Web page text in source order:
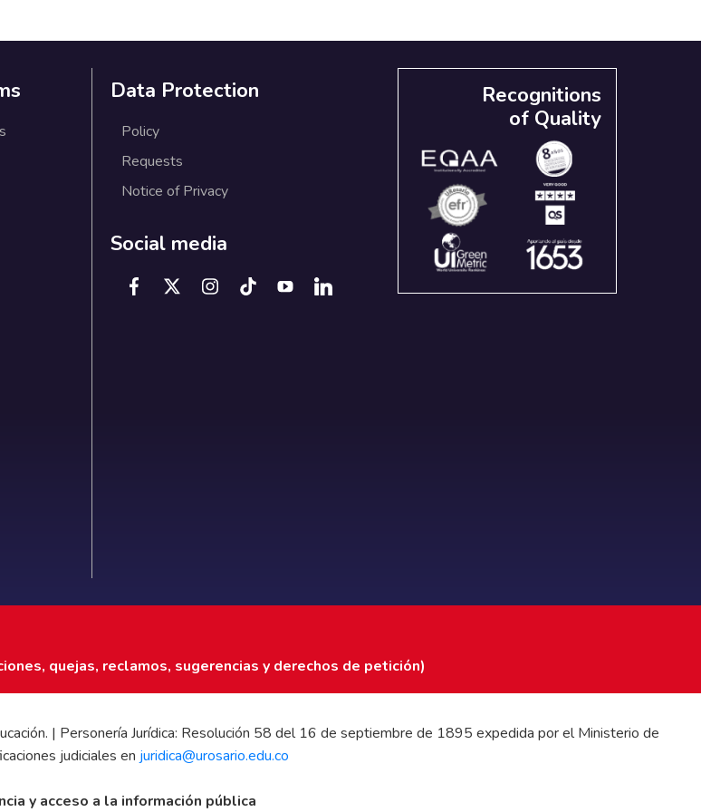
Data Protection
Policy
Requests
Notice of Privacy
Social media
Recognitions
of Quality
quejas, reclamos, sugerencias y derechos de petición)
| Personería Jurídica: Resolución 58 del 16 de septiembre de 1895 expedida por el Ministerio de
judiciales en juridica@urosario.edu.co
y acceso a la información pública